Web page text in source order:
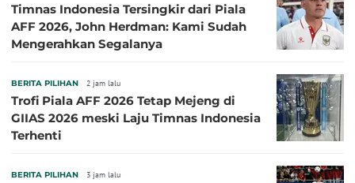
Timnas Indonesia Tersingkir dari Piala
AFF 2026, John Herdman: Kami Sudah
Mengerahkan Segalanya
BERITA PILIHAN 2 jam lalu
Trofi Piala AFF 2026 Tetap Mejeng di
GIIAS 2026 meski Laju Timnas Indonesia
Terhenti
BERITA PILIHAN 3 jam lalu